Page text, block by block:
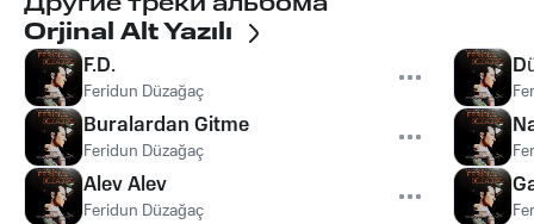
Orjinal Alt Yazılı
F.D.
Feridun Düzağaç
Buralardan Gitme
Feridun Düzağaç
Alev Alev
Feridun Düzağaç